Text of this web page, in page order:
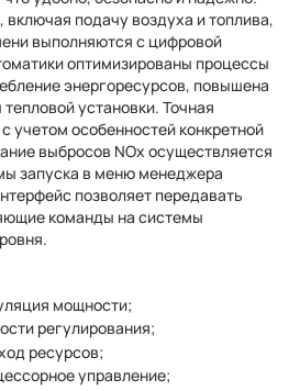
подачу воздуха и топлива,
выполняются с цифровой
оптимизированы процессы
энергоресурсов, повышена
установки. Точная
учетом особенностей конкретной
выбросов NОx осуществляется
запуска в меню менеджера
позволяет передавать
команды на системы
мощности;
регулирования;
ресурсов;
управление;